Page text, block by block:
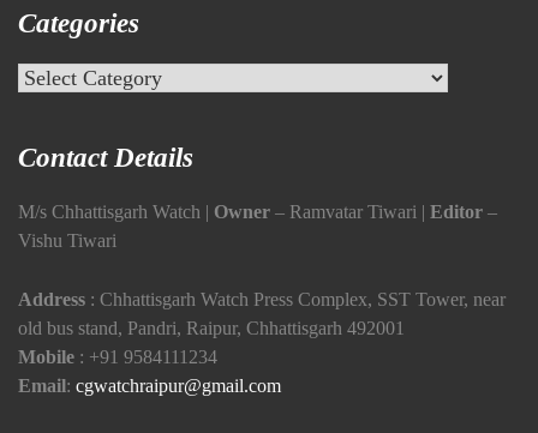
Categories
Categories
Contact Details
M/s Chhattisgarh Watch | Owner – Ramvatar Tiwari | Editor –
Vishu Tiwari
Address : Chhattisgarh Watch Press Complex, SST Tower, near
old bus stand, Pandri, Raipur, Chhattisgarh 492001
Mobile : +91 9584111234
Email: cgwatchraipur@gmail.com